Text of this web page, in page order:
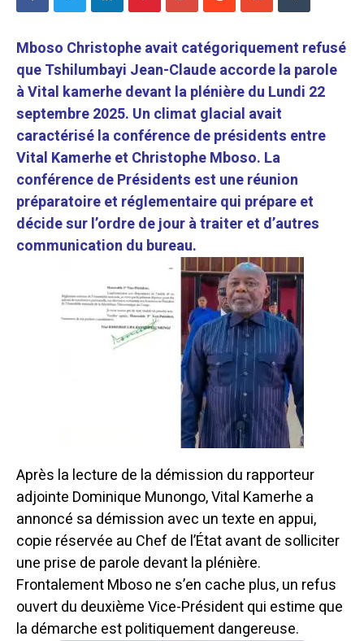
Mboso Christophe avait catégoriquement refusé
que Tshilumbayi Jean-Claude accorde la parole
à Vital kamerhe devant la plénière du Lundi 22
septembre 2025. Un climat glacial avait
caractérisé la conférence de présidents entre
Vital Kamerhe et Christophe Mboso. La
conférence de Présidents est une réunion
préparatoire et réglementaire qui prépare et
décide sur l’ordre de jour à traiter et d’autres
communication du bureau.
Après la lecture de la démission du rapporteur
adjointe Dominique Munongo, Vital Kamerhe a
annoncé sa démission avec un texte en appui,
copie réservée au Chef de l’État avant de solliciter
une prise de parole devant la plénière.
Frontalement Mboso ne s’en cache plus, un refus
ouvert du deuxième Vice-Président qui estime que
la démarche est politiquement dangereuse.